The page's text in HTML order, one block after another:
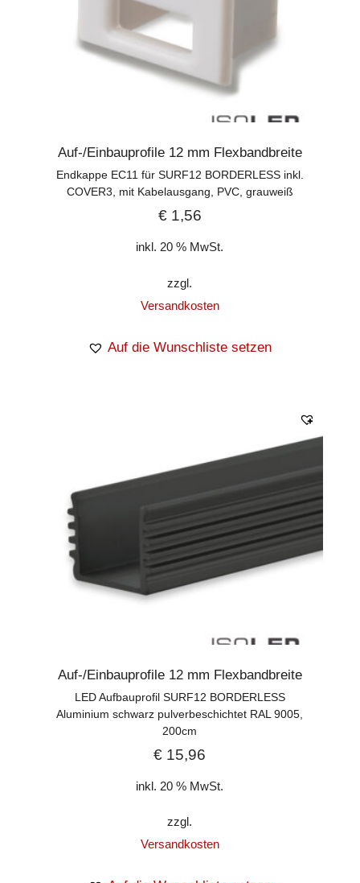
Auf-/Einbauprofile 12 mm Flexbandbreite
Endkappe EC11 für SURF12 BORDERLESS inkl.
COVER3, mit Kabelausgang, PVC, grauweiß
€1,56
inkl. 20 % MwSt.
zzgl.
Versandkosten
Auf die Wunschliste setzen
Auf-/Einbauprofile 12 mm Flexbandbreite
LED Aufbauprofil SURF12 BORDERLESS
Aluminium schwarz pulverbeschichtet RAL 9005,
200cm
€ 15,96
inkl. 20 % MwSt.
zzgl.
Versandkosten